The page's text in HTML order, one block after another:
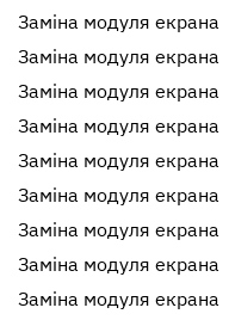
Заміна модуля екрана
Заміна модуля екрана
Заміна модуля екрана
Заміна модуля екрана
Заміна модуля екрана
Заміна модуля екрана
Заміна модуля екрана
Заміна модуля екрана
Заміна модуля екрана